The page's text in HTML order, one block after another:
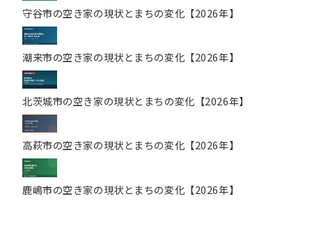
守谷市の空き家の現状とまちの変化【2026年】
潮来市の空き家の現状とまちの変化【2026年】
北茨城市の空き家の現状とまちの変化【2026年】
高萩市の空き家の現状とまちの変化【2026年】
鹿嶋市の空き家の現状とまちの変化【2026年】